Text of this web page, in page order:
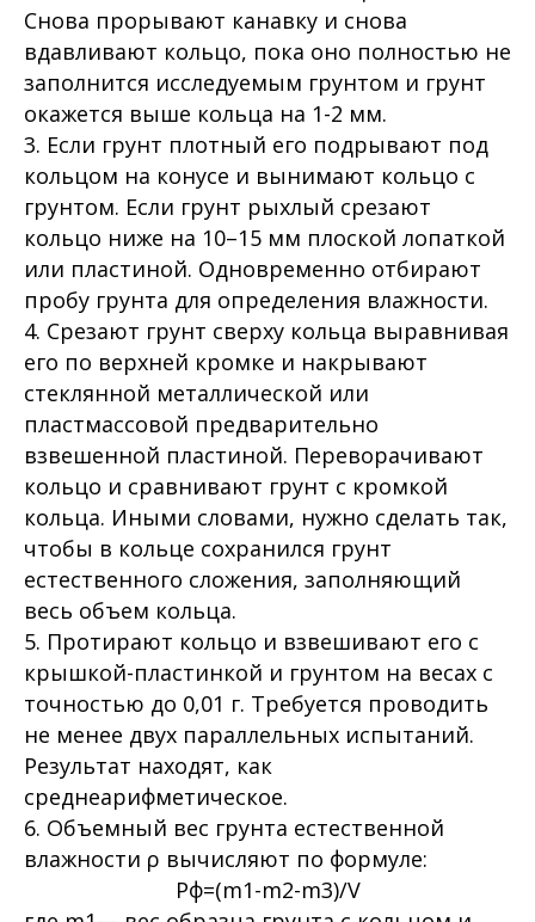
Снова прорывают канавку и снова
вдавливают кольцо, пока оно полностью не
заполнится исследуемым грунтом и грунт
окажется выше кольца на 1-2 мм.
3. Если грунт плотный его подрывают под
кольцом на конусе и вынимают кольцо с
грунтом. Если грунт рыхлый срезают
кольцо ниже на 10–15 мм плоской лопаткой
или пластиной. Одновременно отбирают
пробу грунта для определения влажности.
4. Срезают грунт сверху кольца выравнивая
его по верхней кромке и накрывают
стеклянной металлической или
пластмассовой предварительно
взвешенной пластиной. Переворачивают
кольцо и сравнивают грунт с кромкой
кольца. Иными словами, нужно сделать так,
чтобы в кольце сохранился грунт
естественного сложения, заполняющий
весь объем кольца.
5. Протирают кольцо и взвешивают его с
крышкой-пластинкой и грунтом на весах с
точностью до 0,01 г. Требуется проводить
не менее двух параллельных испытаний.
Результат находят, как
среднеарифметическое.
6. Объемный вес грунта естественной
влажности ρ вычисляют по формуле:
Рф=(m1-m2-m3)/V